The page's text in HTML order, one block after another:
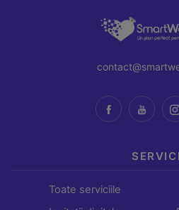
Toate serviciile
Mereu active
ului. Includ cookie-ul de
interacționezi cu site-ul,
Folosim Google Analytics prin